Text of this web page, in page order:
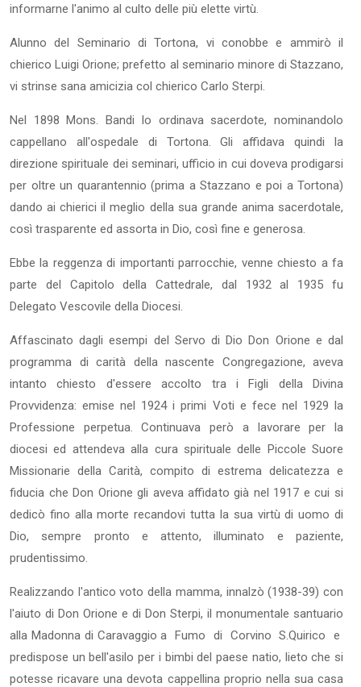
informarne l'animo al culto delle più elette virtù.
Alunno del Seminario di Tortona, vi conobbe e ammirò il
chierico Luigi Orione; prefetto al seminario minore di Stazzano,
vi strinse sana amicizia col chierico Carlo Sterpi.
Nel 1898 Mons. Bandi lo ordinava sacerdote, nominandolo
cappellano all'ospedale di Tortona. Gli affidava quindi la
direzione spirituale dei seminari, ufficio in cui doveva prodigarsi
per oltre un quarantennio (prima a Stazzano e poi a Tortona)
dando ai chierici il meglio della sua grande anima sacerdotale,
così trasparente ed assorta in Dio, così fine e generosa.
Ebbe la reggenza di importanti parrocchie, venne chiesto a fa
parte del Capitolo della Cattedrale, dal 1932 al 1935 fu
Delegato Vescovile della Diocesi.
Affascinato dagli esempi del Servo di Dio Don Orione e dal
programma di carità della nascente Congregazione, aveva
intanto chiesto d'essere accolto tra i Figli della Divina
Provvidenza: emise nel 1924 i primi Voti e fece nel 1929 la
Professione perpetua. Continuava però a lavorare per la
diocesi ed attendeva alla cura spirituale delle Piccole Suore
Missionarie della Carità, compito di estrema delicatezza e
fiducia che Don Orione gli aveva affidato già nel 1917 e cui si
dedicò fino alla morte recandovi tutta la sua virtù di uomo di
Dio, sempre pronto e attento, illuminato e paziente,
prudentissimo.
Realizzando l'antico voto della mamma, innalzò (1938-39) con
l'aiuto di Don Orione e di Don Sterpi, il monumentale santuario
alla Madonna di Caravaggio a Fumo di Corvino S.Quirico e
predispose un bell'asilo per i bimbi del paese natio, lieto che si
potesse ricavare una devota cappellina proprio nella sua casa